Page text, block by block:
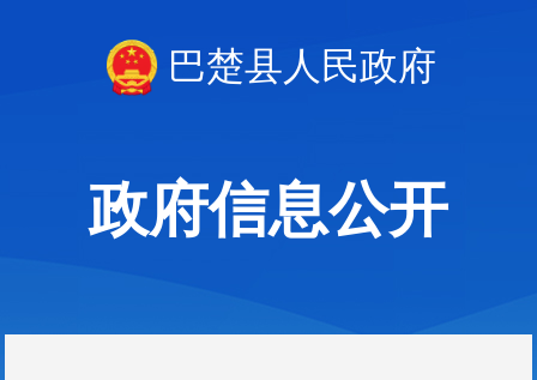
巴楚县人民政府
政府信息公开